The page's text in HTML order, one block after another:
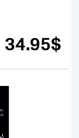
34.95$